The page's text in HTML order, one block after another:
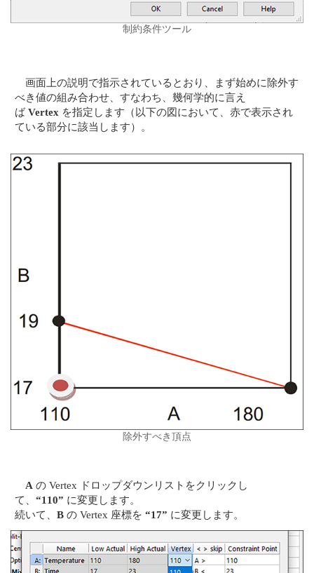
制約条件ツール
画面上の説明で指示されているとおり、まず始めに除外す
べき値の組み合わせ、すなわち、幾何学的に言え
ばVertex を指定します（以下の図において、赤で表示され
ている部分に該当します）。
除外すべき頂点
A の Vertex ドロップダウンリストをクリックし
て、“110” に変更します。
続いて、B の Vertex 座標を“17” に変更します。